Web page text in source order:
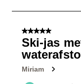
sur
avis.
5 sur 5 étoiles.
Ski-jas
Miriam